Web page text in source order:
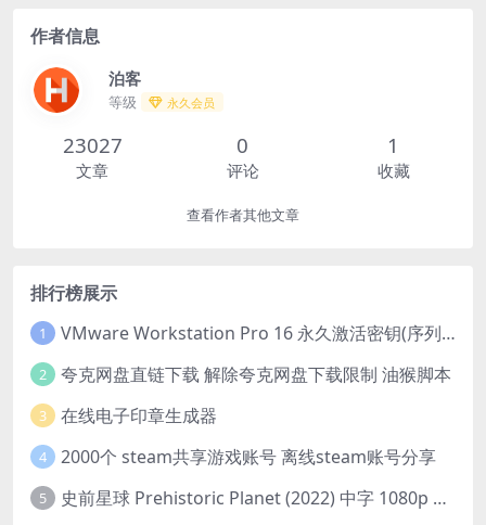
作者信息
泊客
等级 永久会员
23027
文章
0
评论
1
收藏
查看作者其他文章
排行榜展示
1 VMware Workstation Pro 16 永久激活密钥(序列号)
2 夸克网盘直链下载 解除夸克网盘下载限制 油猴脚本
3 在线电子印章生成器
4 2000个 steam共享游戏账号 离线steam账号分享
5 史前星球 Prehistoric Planet (2022) 中字 1080p 高清 阿里云盘 2022.5.27已更新全集